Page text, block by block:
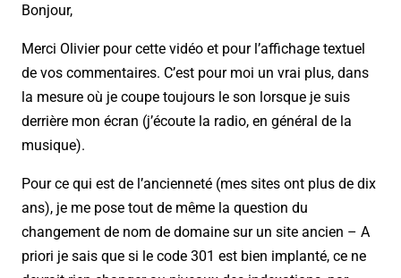
Bonjour,
Merci Olivier pour cette vidéo et pour l’affichage textuel
de vos commentaires. C’est pour moi un vrai plus, dans
la mesure où je coupe toujours le son lorsque je suis
derrière mon écran (j’écoute la radio, en général de la
musique).
Pour ce qui est de l’ancienneté (mes sites ont plus de dix
ans), je me pose tout de même la question du
changement de nom de domaine sur un site ancien – A
priori je sais que si le code 301 est bien implanté, ce ne